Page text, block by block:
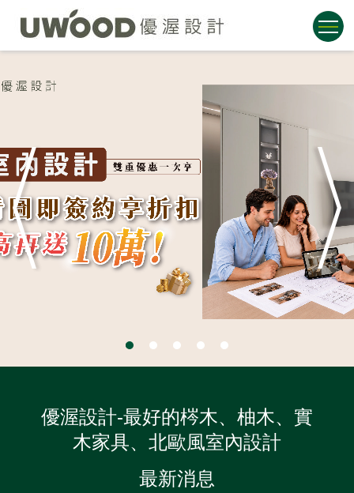
1 2 3 4 5
優渥設計-最好的梣木、柚木、實
木家具、北歐風室內設計
最新消息